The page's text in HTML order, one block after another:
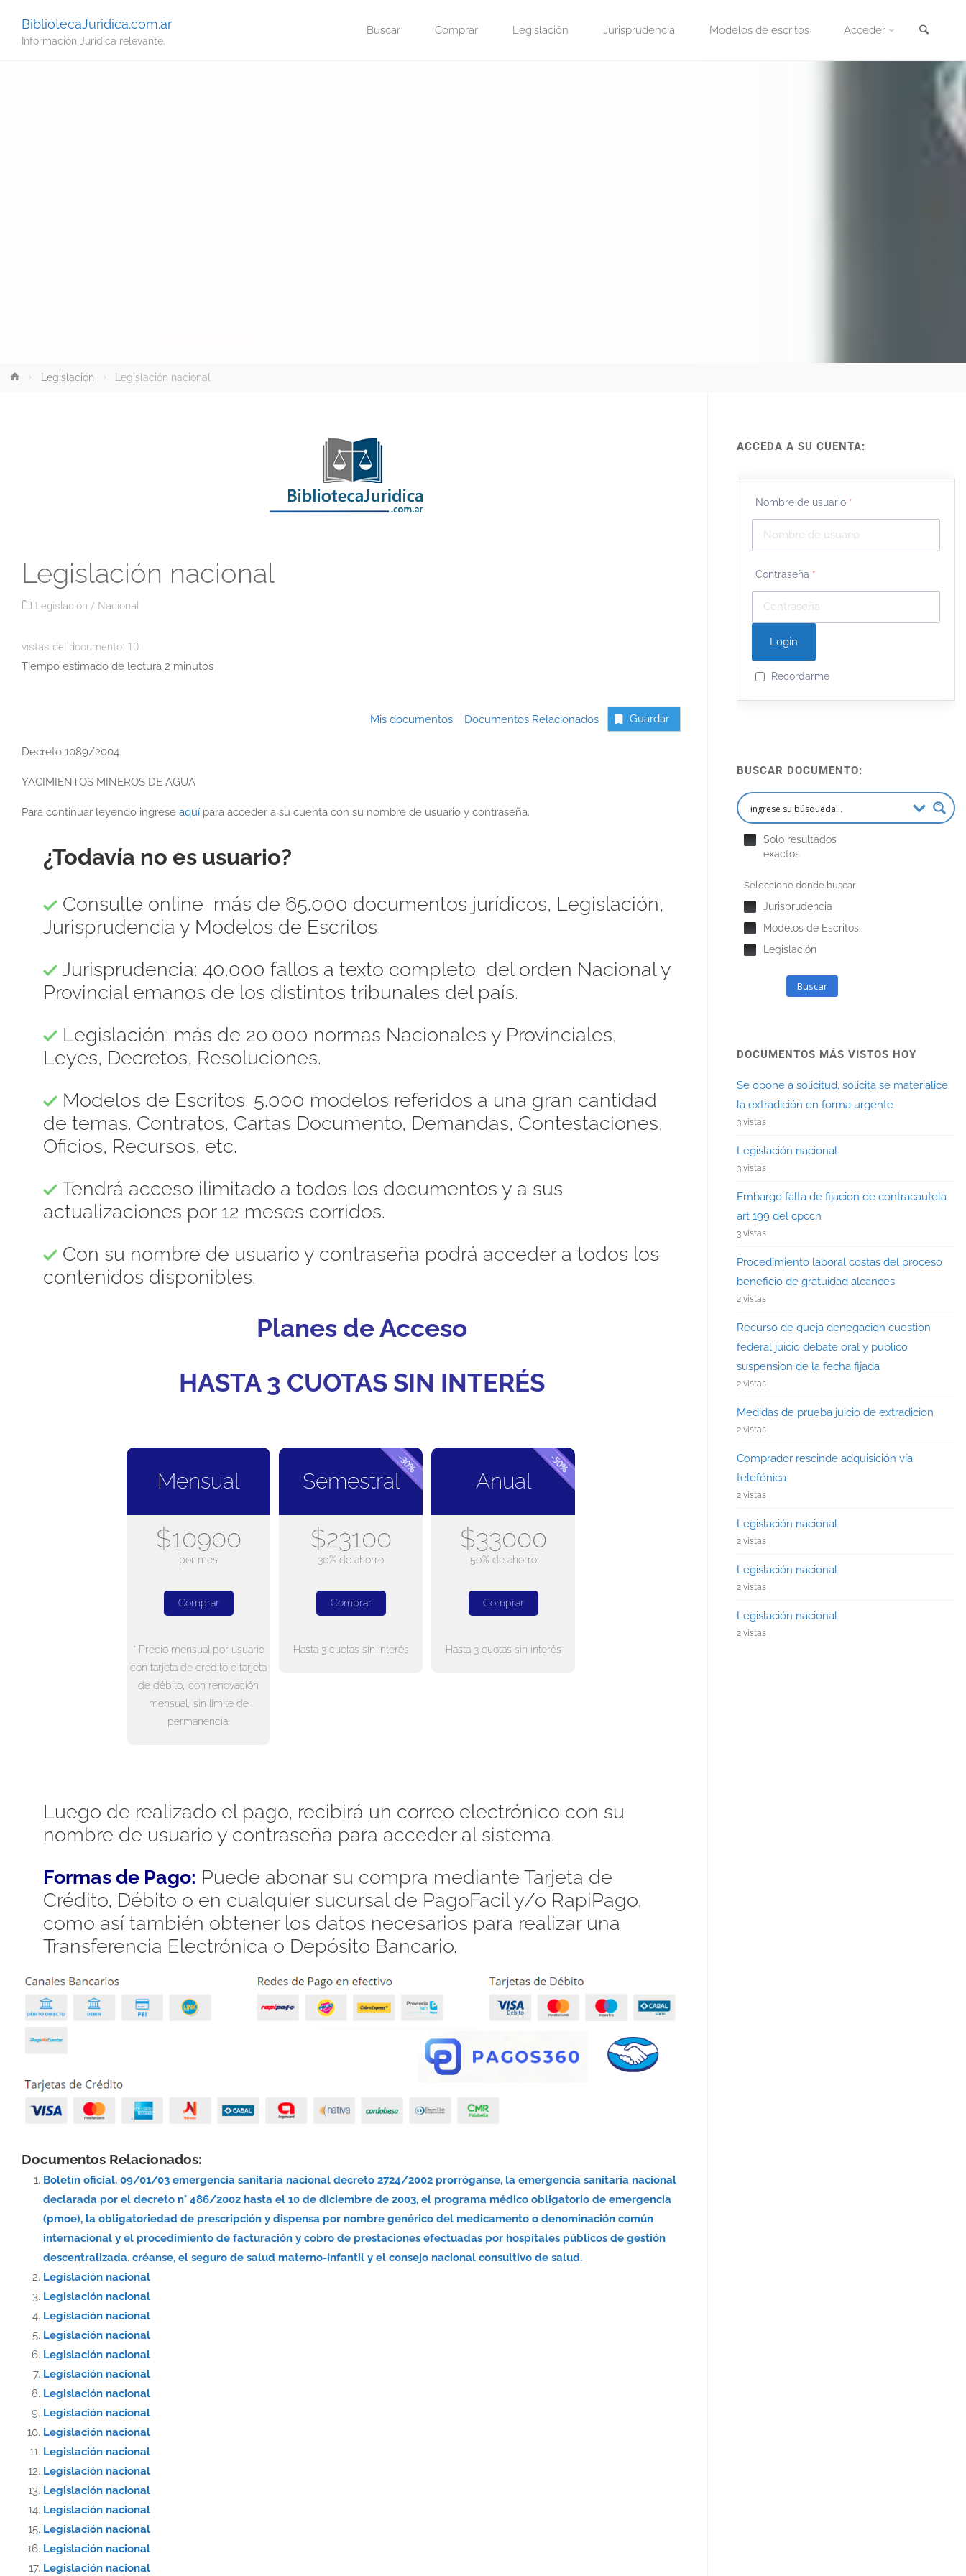
BibliotecaJuridica.com.ar
Información Jurídica relevante.
Buscar Comprar Legislación Jurisprudencia Modelos de escritos Acceder
Inicio Legislación Legislación nacional
Legislación nacional
Legislación / Nacional
vistas del documento: 10
Tiempo estimado de lectura 2 minutos
Mis documentosDocumentos Relacionados Guardar
Decreto 1089/2004
YACIMIENTOS MINEROS DE AGUA
Para continuar leyendo ingrese aquí para acceder a su cuenta con su nombre de usuario y contraseña.
¿Todavía no es usuario?
Consulte online más de 65.000 documentos jurídicos, Legislación,
Jurisprudencia y Modelos de Escritos.
Jurisprudencia: 40.000 fallos a texto completo del orden Nacional y
Provincial emanos de los distintos tribunales del país.
Legislación: más de 20.000 normas Nacionales y Provinciales,
Leyes, Decretos, Resoluciones.
Modelos de Escritos: 5.000 modelos referidos a una gran cantidad
de temas. Contratos, Cartas Documento, Demandas, Contestaciones,
Oficios, Recursos, etc.
Tendrá acceso ilimitado a todos los documentos y a sus
actualizaciones por 12 meses corridos.
Con su nombre de usuario y contraseña podrá acceder a todos los
contenidos disponibles.
Planes de Acceso
HASTA 3 CUOTAS SIN INTERÉS
Mensual
$10900
por mes
Comprar
* Precio mensual por usuario
con tarjeta de crédito o tarjeta
de débito, con renovación
mensual, sin límite de
permanencia.
Semestral
$23100
30% de ahorro
Comprar
Hasta 3 cuotas sin interés
Anual
$33000
50% de ahorro
Comprar
Hasta 3 cuotas sin interés
Luego de realizado el pago, recibirá un correo electrónico con su
nombre de usuario y contraseña para acceder al sistema.
Formas de Pago: Puede abonar su compra mediante Tarjeta de
Crédito, Débito o en cualquier sucursal de PagoFacil y/o RapiPago,
como así también obtener los datos necesarios para realizar una
Transferencia Electrónica o Depósito Bancario.
Documentos Relacionados:
Boletín oficial. 09/01/03 emergencia sanitaria nacional decreto 2724/2002 prorróganse, la emergencia sanitaria nacional
declarada por el decreto n° 486/2002 hasta el 10 de diciembre de 2003, el programa médico obligatorio de emergencia
(pmoe), la obligatoriedad de prescripción y dispensa por nombre genérico del medicamento o denominación común
internacional y el procedimiento de facturación y cobro de prestaciones efectuadas por hospitales públicos de gestión
descentralizada. créanse, el seguro de salud materno-infantil y el consejo nacional consultivo de salud.
Legislación nacional
Legislación nacional
Legislación nacional
Legislación nacional
Legislación nacional
Legislación nacional
Legislación nacional
Legislación nacional
Legislación nacional
Legislación nacional
Legislación nacional
Legislación nacional
Legislación nacional
Legislación nacional
Legislación nacional
Legislación nacional
ACCEDA A SU CUENTA:
Nombre de usuario *
Contraseña *
Recordarme
BUSCAR DOCUMENTO:
Solo resultados
exactos
Seleccione donde buscar
Jurisprudencia
Modelos de Escritos
Legislación
Buscar
DOCUMENTOS MÁS VISTOS HOY
Se opone a solicitud. solicita se materialice
la extradición en forma urgente
3 vistas
Legislación nacional
3 vistas
Embargo falta de fijacion de contracautela
art 199 del cpccn
3 vistas
Procedimiento laboral costas del proceso
beneficio de gratuidad alcances
2 vistas
Recurso de queja denegacion cuestion
federal juicio debate oral y publico
suspension de la fecha fijada
2 vistas
Medidas de prueba juicio de extradicion
2 vistas
Comprador rescinde adquisición vía
telefónica
2 vistas
Legislación nacional
2 vistas
Legislación nacional
2 vistas
Legislación nacional
2 vistas